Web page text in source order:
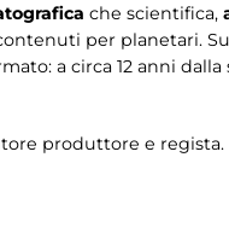
che scientifica,
per planetari.
a circa 12 anni
produttore e regista.